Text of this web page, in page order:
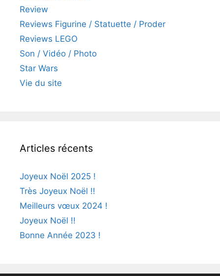
Review
Reviews Figurine / Statuette / Proder
Reviews LEGO
Son / Vidéo / Photo
Star Wars
Vie du site
Articles récents
Joyeux Noël 2025 !
Très Joyeux Noël !!
Meilleurs vœux 2024 !
Joyeux Noël !!
Bonne Année 2023 !